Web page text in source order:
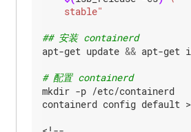
    stable"
## 安装 containerd
apt-get update && apt-get
# 配置 containerd
mkdir -p /etc/containerd
containerd config default